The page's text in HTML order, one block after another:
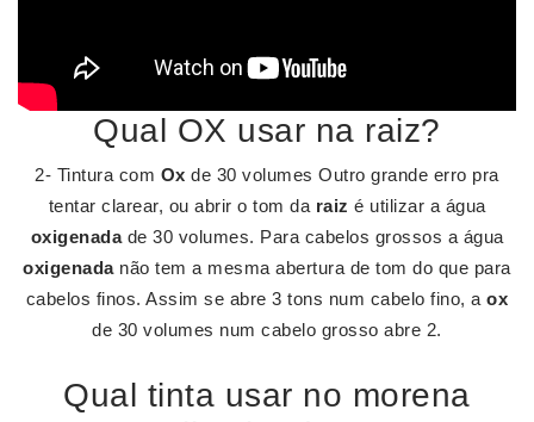
Qual OX usar na raiz?
2- Tintura com Ox de 30 volumes Outro grande erro pra
tentar clarear, ou abrir o tom da raiz é utilizar a água
oxigenadade 30 volumes. Para cabelos grossos a água
oxigenadanão tem a mesma abertura de tom do que para
cabelos finos. Assim se abre 3 tons num cabelo fino, aox
de 30 volumes num cabelo grosso abre 2.
Qual tinta usar no morena